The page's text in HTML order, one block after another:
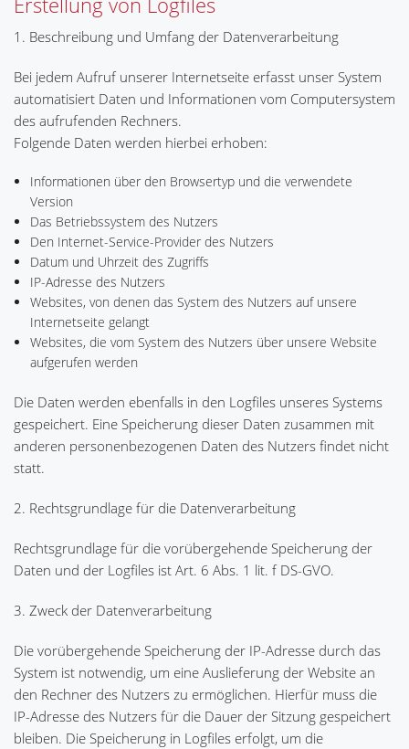
1. Beschreibung und Umfang der Datenverarbeitung
Bei jedem Aufruf unserer Internetseite erfasst unser System
automatisiert Daten und Informationen vom Computersystem
des aufrufenden Rechners.
Folgende Daten werden hierbei erhoben:
Informationen über den Browsertyp und die verwendete
Version
Das Betriebssystem des Nutzers
Den Internet-Service-Provider des Nutzers
Datum und Uhrzeit des Zugriffs
IP-Adresse des Nutzers
Websites, von denen das System des Nutzers auf unsere
Internetseite gelangt
Websites, die vom System des Nutzers über unsere Website
aufgerufen werden
Die Daten werden ebenfalls in den Logfiles unseres Systems
gespeichert. Eine Speicherung dieser Daten zusammen mit
anderen personenbezogenen Daten des Nutzers findet nicht
statt.
2. Rechtsgrundlage für die Datenverarbeitung
Rechtsgrundlage für die vorübergehende Speicherung der
Daten und der Logfiles ist Art. 6 Abs. 1 lit. f DS-GVO.
3. Zweck der Datenverarbeitung
Die vorübergehende Speicherung der IP-Adresse durch das
System ist notwendig, um eine Auslieferung der Website an
den Rechner des Nutzers zu ermöglichen. Hierfür muss die
IP-Adresse des Nutzers für die Dauer der Sitzung gespeichert
bleiben. Die Speicherung in Logfiles erfolgt, um die